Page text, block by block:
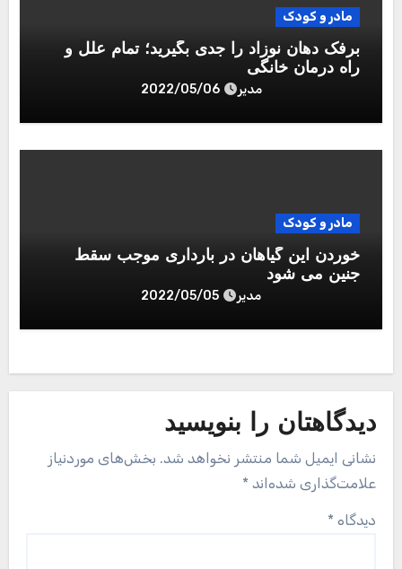
مادر و کودک
برفک دهان نوزاد را جدی بگیرید؛ تمام علل و
راه درمان خانگی
مدیر 2022/05/06
مادر و کودک
خوردن این گیاهان در بارداری موجب سقط
جنین می شود
مدیر 2022/05/05
دیدگاهتان را بنویسید
نشانی ایمیل شما منتشر نخواهد شد. بخش‌های موردنیاز
علامت‌گذاری شده‌اند *
دیدگاه *